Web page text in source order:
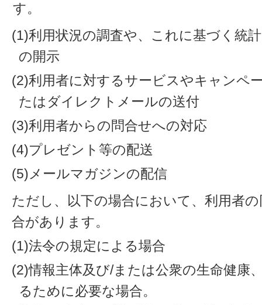
す。
(1)利用状況の調査や、これに基づく統
の開示
(2)利用者に対するサービスやキャンペ
たはダイレクトメールの送付
(3)利用者からの問合せへの対応
(4)プレゼント等の配送
(5)メールマガジンの配信
ただし、以下の場合において、利用者
合があります。
(1)法令の規定による場合
(2)情報主体及び/または公衆の生命健康
るために必要な場合。